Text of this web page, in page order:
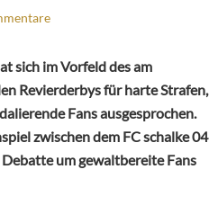
sich im Vorfeld des am
Revierderbys für harte Strafen,
Fans ausgesprochen.
zwischen dem FC schalke 04
um gewaltbereite Fans